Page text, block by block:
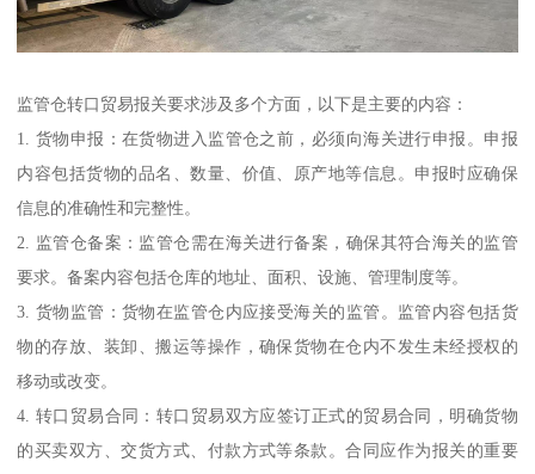
监管仓转口贸易报关要求涉及多个方面，以下是主要的内容：
1. 货物申报：在货物进入监管仓之前，必须向海关进行申报。申报
内容包括货物的品名、数量、价值、原产地等信息。申报时应确保
信息的准确性和完整性。
2. 监管仓备案：监管仓需在海关进行备案，确保其符合海关的监管
要求。备案内容包括仓库的地址、面积、设施、管理制度等。
3. 货物监管：货物在监管仓内应接受海关的监管。监管内容包括货
物的存放、装卸、搬运等操作，确保货物在仓内不发生未经授权的
移动或改变。
4. 转口贸易合同：转口贸易双方应签订正式的贸易合同，明确货物
的买卖双方、交货方式、付款方式等条款。合同应作为报关的重要